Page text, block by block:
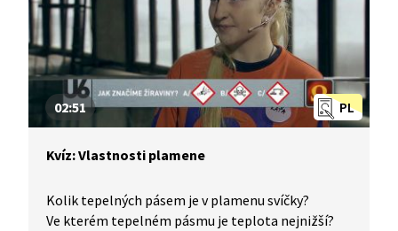
PL
02:51
Kvíz: Vlastnosti plamene
Kolik tepelných pásem je v plamenu svíčky?
Ve kterém tepelném pásmu je teplota nejnižší?